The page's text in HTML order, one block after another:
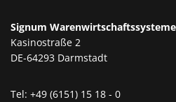
Signum
Kasinostraße 2
DE-64293 Darmstadt
Tel: +49 (6151) 15 18 - 0